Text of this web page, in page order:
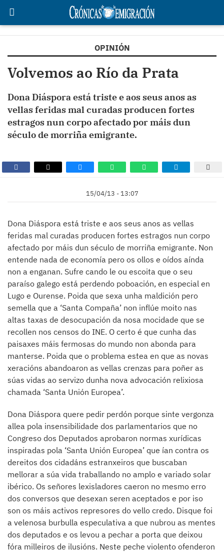
OPINIÓN
Volvemos ao Río da Prata
Dona Diáspora está triste e aos seus anos as
vellas feridas mal curadas producen fortes
estragos nun corpo afectado por máis dun
século de morriña emigrante.
15/04/13 - 13:07
Dona Diáspora está triste e aos seus anos as vellas
feridas mal curadas producen fortes estragos nun corpo
afectado por máis dun século de morriña emigrante. Non
entende nada de economía pero os ollos e oídos aínda
non a enganan. Sufre cando le ou escoita que o seu
paraíso galego está perdendo poboación, en especial en
Lugo e Ourense. Poida que sexa unha maldición pero
semella que a ‘Santa Compaña’ non inflúe moito nas
altas taxas de desocupación da nosa mocidade que se
recollen nos censos do INE. O certo é que cunha das
paisaxes máis fermosas do mundo non abonda para
manterse. Poida que o problema estea en que as novas
xeracións abandoaron as vellas crenzas para poñer as
súas vidas ao servizo dunha nova advocación relixiosa
chamada ‘Santa Unión Europea’.
Dona Diáspora quere pedir perdón porque sinte vergonza
allea pola insensibilidade dos parlamentarios que no
Congreso dos Deputados aprobaron normas xurídicas
inspiradas pola ‘Santa Unión Europea’ que ían contra os
dereitos dos cidadáns estranxeiros que buscaban
mellorar a súa vida traballando no amplo e variado solar
ibérico. Os señores lexisladores caeron no mesmo erro
dos conversos que desexan seren aceptados e por iso
son os máis activos represores do vello credo. Disque foi
a velenosa burbulla especulativa a que nubrou as mentes
dos deputados e os levou a pechar a porta que deixou
fóra milleiros de ilusións. Neste peche violento ofenderon